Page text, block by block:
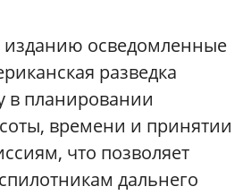
изданию осведомленные
разведка
в планировании
времени и принятии
что позволяет
дальнего